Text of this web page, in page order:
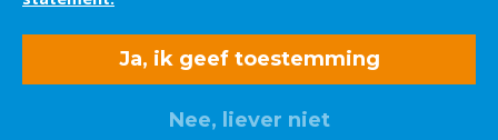
Ja, ik geef toestemming
Nee, liever niet